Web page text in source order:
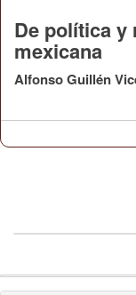
De política y
mexicana
Alfonso Guillén